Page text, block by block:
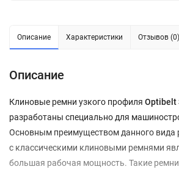
Описание Характеристики Отзывов (0)
Описание
Клиновые ремни узкого профиля Optibelt
разработаны специально для
Основным преимуществом данного вида
с классическими клиновыми ремнями
большая рабочая мощность. Такие